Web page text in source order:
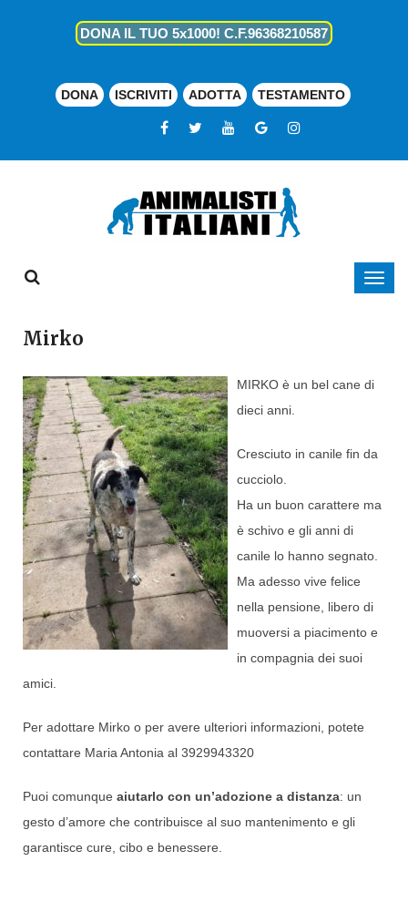
DONA IL TUO 5x1000! C.F.96368210587
DONA ISCRIVITI ADOTTA TESTAMENTO
Mirko
MIRKO è un bel cane di
dieci anni.
Cresciuto in canile fin da
cucciolo.
Ha un buon carattere ma
è schivo e gli anni di
canile lo hanno segnato.
Ma adesso vive felice
nella pensione, libero di
muoversi a piacimento e
in compagnia dei suoi
amici.
Per adottare Mirko o per avere ulteriori informazioni, potete
contattare Maria Antonia al 3929943320
Puoi comunque aiutarlo con un’adozione a distanza: un
gesto d’amore che contribuisce al suo mantenimento e gli
garantisce cure, cibo e benessere.